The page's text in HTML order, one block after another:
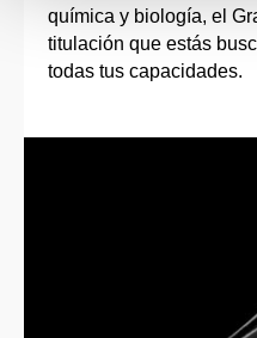
química y biología, el
titulación que estás
todas tus capacidades.